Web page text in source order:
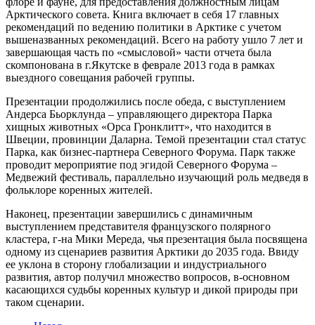
Арктического совета. Книга включает в себя 17 главных
рекомендаций по ведению политики в Арктике с учетом
вышеназванных рекомендаций. Всего на работу ушло 7 лет и
завершающая часть по «смысловой» части отчета была
скомпонована в г.Якутске в феврале 2013 года в рамках
выездного совещания рабочей группы.
Презентации продолжились после обеда, с выступлением
Андерса Бьорклунда – управляющего директора Парка
хищных животных «Орса Гронклитт», что находится в
Швеции, провинции Даларна. Темой презентации стал статус
Парка, как бизнес-партнера Северного Форума. Парк также
проводит мероприятие под эгидой Северного Форума –
Медвежий фестиваль, параллельно изучающий роль медведя в
фольклоре коренных жителей.
Наконец, презентации завершились с динамичным
выступлением представителя французского полярного
кластера, г-на Мики Мереда, чья презентация была посвящена
одному из сценариев развития Арктики до 2035 года. Ввиду
ее уклона в сторону глобализации и индустриального
развития, автор получил множество вопросов, в-основном
касающихся судьбы коренных культур и дикой природы при
таком сценарии.